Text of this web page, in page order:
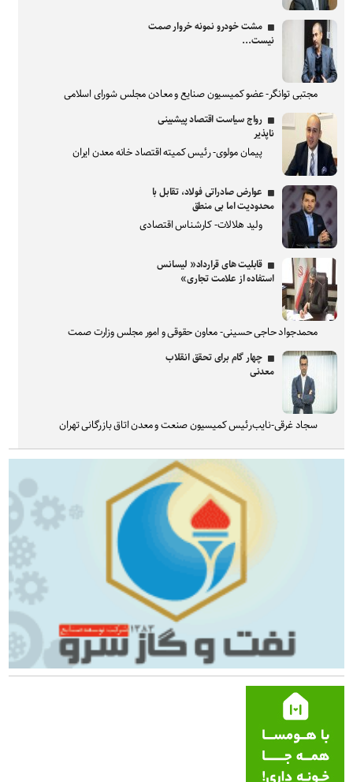
مشت خودرو نمونه خروار صمت
نیست...
مجتبی توانگر- عضو کمیسیون صنایع و معادن مجلس شورای اسلامی
رواج سیاست اقتصاد پیشبینی
ناپذیر
پیمان مولوی- رئیس کمیته اقتصاد خانه معدن ایران
عوارض صادراتی فولاد، تقابل با
محدودیت اما بی منطق
ولید هلالات- کارشناس اقتصادی
قابلیت های قرارداد« لیسانس
استفاده از علامت تجاری»
محمدجواد حاجی حسینی- معاون حقوقی و امور مجلس وزارت صمت
چهار گام برای تحقق انقلاب
معدنی
سجاد غرقی-نایب‌رئیس کمیسیون صنعت و معدن اتاق بازرگانی تهران